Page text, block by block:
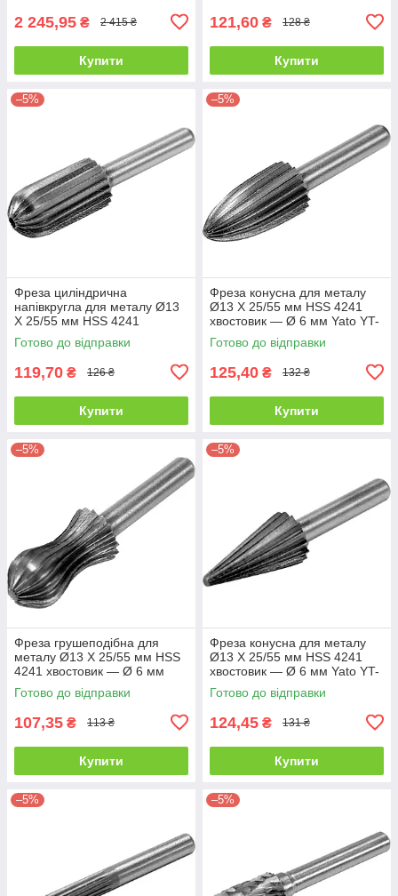
2 245,95 ₴ 2 415 ₴
Купити
121,60 ₴ 128 ₴
Купити
–5%
Фреза циліндрична
напівкругла для металу Ø13
X 25/55 мм HSS 4241
хвостовик — Ø 6 мм Yato YT-
61715
Готово до відправки
119,70 ₴ 126 ₴
Купити
–5%
Фреза конусна для металу
Ø13 X 25/55 мм HSS 4241
хвостовик — Ø 6 мм Yato YT-
61716
Готово до відправки
125,40 ₴ 132 ₴
Купити
–5%
Фреза грушеподібна для
металу Ø13 X 25/55 мм HSS
4241 хвостовик — Ø 6 мм
Yato YT-61717
Готово до відправки
107,35 ₴ 113 ₴
Купити
–5%
Фреза конусна для металу
Ø13 X 25/55 мм HSS 4241
хвостовик — Ø 6 мм Yato YT-
61718
Готово до відправки
124,45 ₴ 131 ₴
Купити
–5% –5%